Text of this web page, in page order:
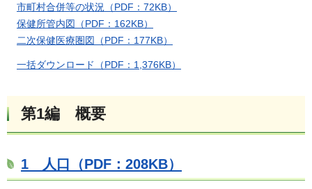
市町村合併等の状況（PDF：72KB）
保健所管内図（PDF：162KB）
二次保健医療圏図（PDF：177KB）
一括ダウンロード（PDF：1,376KB）
第1編 概要
1 人口（PDF：208KB）